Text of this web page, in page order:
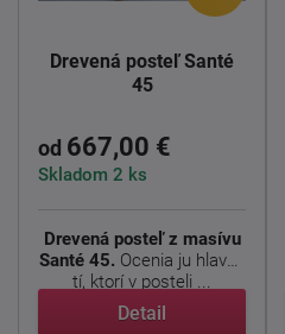
Drevená posteľ Santé
45
od 667,00 €
Skladom 2 ks
Drevená posteľ z masívu
Santé 45. Ocenia ju hlavne
tí, ktorí v posteli ...
Detail